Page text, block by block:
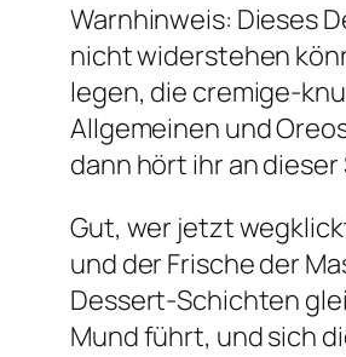
Warnhinweis: Dieses
nicht widerstehen
legen, die cremige-
Allgemeinen und
dann hört ihr an
Gut, wer jetzt
und der Frische der
Dessert-Schichten
Mund führt, und sich